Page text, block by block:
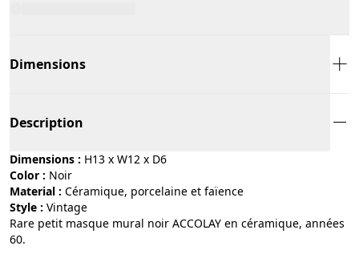
Dimensions
Description
Dimensions : H13 x W12 x D6
Color :
noir
Material :
céramique, porcelaine et faïence
Style :
vintage
Rare petit masque mural noir ACCOLAY en céramique, années
60.